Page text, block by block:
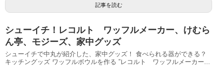
記事を読む
シューイチ！レコルト ワッフルメーカー、けむら
ん亭、モジーズ、家中グッズ
シューイチで中丸が紹介した、家中グッズ！ 食べられる器ができる？
キッチングッズ ワッフルボウルを作る ”レコルト ワッフルメーカー...